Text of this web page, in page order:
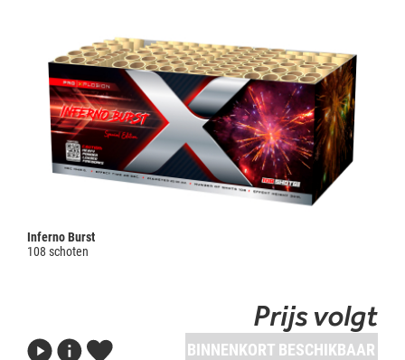
Inferno Burst
108 schoten
Prijs volgt
BINNENKORT BESCHIKBAAR